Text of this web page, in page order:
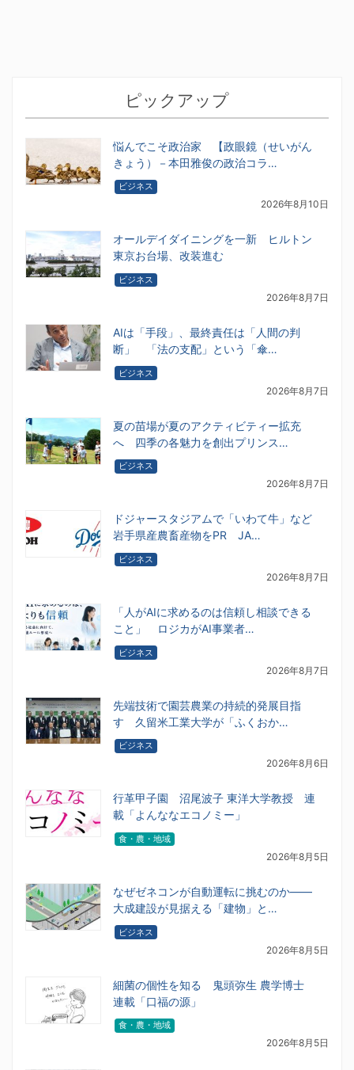
ピックアップ
悩んでこそ政治家 【政眼鏡（せいがん
きょう）－本田雅俊の政治コラ…
ビジネス
2026年8月10日
オールデイダイニングを一新 ヒルトン
東京お台場、改装進む
ビジネス
2026年8月7日
AIは「手段」、最終責任は「人間の判
断」 「法の支配」という「傘…
ビジネス
2026年8月7日
夏の苗場が夏のアクティビティー拡充
へ 四季の各魅力を創出プリンス…
ビジネス
2026年8月7日
ドジャースタジアムで「いわて牛」など
岩手県産農畜産物をPR JA…
ビジネス
2026年8月7日
「人がAIに求めるのは信頼し相談できる
こと」 ロジカがAI事業者…
ビジネス
2026年8月7日
先端技術で園芸農業の持続的発展目指
す 久留米工業大学が「ふくおか…
ビジネス
2026年8月6日
行革甲子園 沼尾波子 東洋大学教授 連
載「よんななエコノミー」
食・農・地域
2026年8月5日
なぜゼネコンが自動運転に挑むのか――
大成建設が見据える「建物」と…
ビジネス
2026年8月5日
細菌の個性を知る 鬼頭弥生 農学博士
連載「口福の源」
食・農・地域
2026年8月5日